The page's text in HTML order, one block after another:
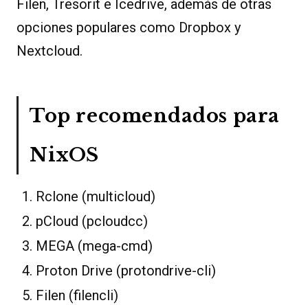
Filen, Tresorit e Icedrive, además de otras
opciones populares como Dropbox y
Nextcloud.
Top recomendados para
NixOS
Rclone (multicloud)
pCloud (pcloudcc)
MEGA (mega-cmd)
Proton Drive (protondrive-cli)
Filen (filencli)